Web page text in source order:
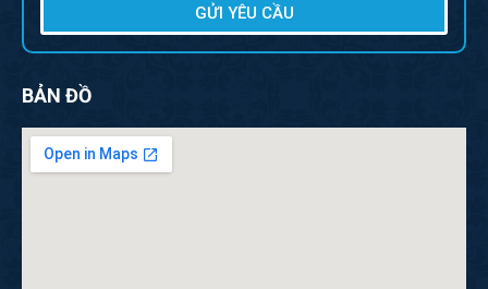
GỬI YÊU CẦU
BẢN ĐỒ